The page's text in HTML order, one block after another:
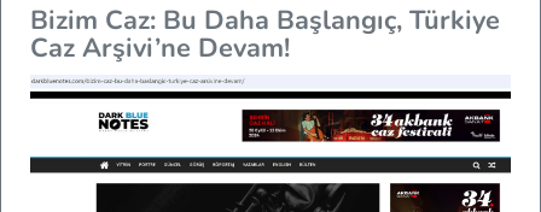
Bizim Caz: Bu Daha Başlangıç, Türkiye
Caz Arşivi’ne Devam!